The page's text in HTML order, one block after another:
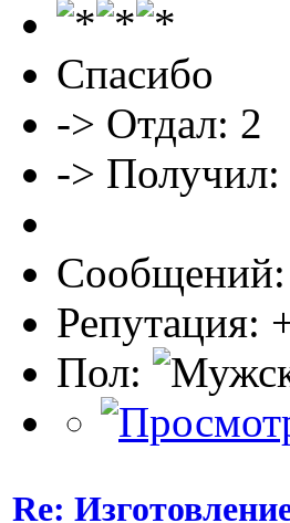
Спасибо
-> Отдал: 2
-> Получил:
Сообщений:
Репутация:
Пол:
Re: